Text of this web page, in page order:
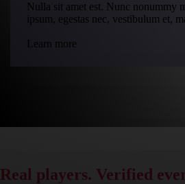
Nulla sit amet est. Nunc nonummy
ipsum, egestas nec, vestibulum et,
Learn more
Real players. Verified